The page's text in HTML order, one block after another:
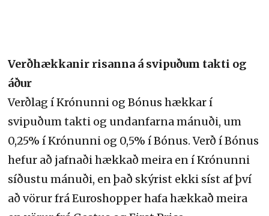
Verðhækkanir risanna á svipuðum takti og
áður
Verðlag í Krónunni og Bónus hækkar í
svipuðum takti og undanfarna mánuði, um
0,25% í Krónunni og 0,5% í Bónus. Verð í Bónus
hefur að jafnaði hækkað meira en í Krónunni
síðustu mánuði, en það skýrist ekki síst af því
að vörur frá Euroshopper hafa hækkað meira